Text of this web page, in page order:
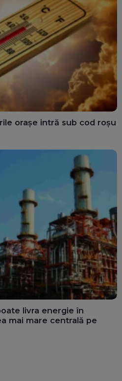
orașe intră sub cod roșu
livra energie în
mai mare centrală pe